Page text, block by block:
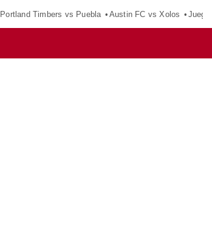
Portland Timbers vs Puebla Austin FC vs Xolos